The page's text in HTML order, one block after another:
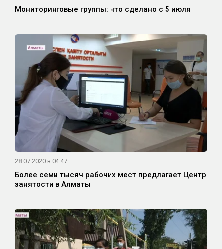
Мониторинговые группы: что сделано с 5 июля
28.07.2020 в 04:47
Более семи тысяч рабочих мест предлагает Центр
занятости в Алматы